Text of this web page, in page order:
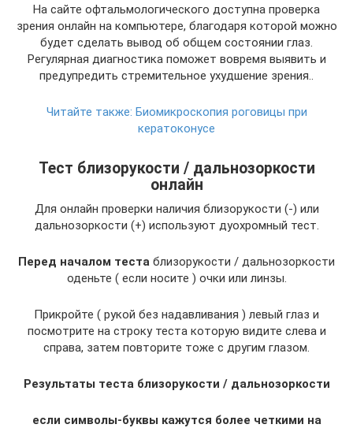
На сайте офтальмологического доступна проверка
зрения онлайн на компьютере, благодаря которой можно
будет сделать вывод об общем состоянии глаз.
Регулярная диагностика поможет вовремя выявить и
предупредить стремительное ухудшение зрения..
Читайте также: Биомикроскопия роговицы при
кератоконусе
Тест близорукости / дальнозоркости
онлайн
Для онлайн проверки наличия близорукости (-) или
дальнозоркости (+) используют дуохромный тест.
Перед началом теста близорукости / дальнозоркости
оденьте ( если носите ) очки или линзы.
Прикройте ( рукой без надавливания ) левый глаз и
посмотрите на строку теста которую видите слева и
справа, затем повторите тоже с другим глазом.
Результаты теста близорукости / дальнозоркости
если символы-буквы кажутся более четкими на